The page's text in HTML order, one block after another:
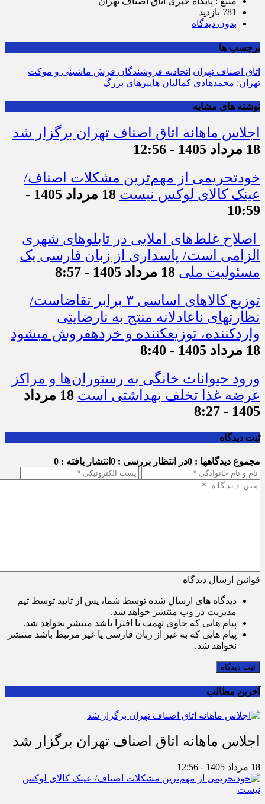
781 بازدید
بدون دیدگاه
برچسب ها
اتاق اصناف تهران اتحادیه فروشندگان فرش ماشینی و موکت
تهران: محمدهادی کمالیان هایپرهای بزرگ
نوشته های مشابه
اجلاس ماهانه اتاق اصناف تهران برگزار شد
18 مرداد 1405 - 12:56
خودتحریمی از مهم‌ترین مشکلات اصناف/
عینک کالای لوکس نیست
18 مرداد 1405 -
10:59
اصلاح غلط‌های املایی در تابلوهای شهری
الزامی است/ پاسداری از زبان فارسی یک
مسئولیت ملی 18 مرداد 1405 - 8:57
توزیع کالاهای اساسی ۳ برابر تقاضاست/
نظارت‎های ناعادلانه منتج به نارضایتی
واردکننده، توزیع‎کننده و خرده‎فروش می‎شود
18 مرداد 1405 - 8:40
ورود حیوانات خانگی به رستوران‌ها و مراکز
عرضه غذا تخلف بهداشتی است
18 مرداد
1405 - 8:27
ثبت دیدگاه
مجموع دیدگاهها : 0 در انتظار بررسی : 0 انتشار یافته : 0
قوانین ارسال دیدگاه
دیدگاه های ارسال شده توسط شما، پس از تایید توسط تیم
مدیریت در وب منتشر خواهد شد.
پیام هایی که حاوی تهمت یا افترا باشد منتشر نخواهد شد.
پیام هایی که به غیر از زبان فارسی یا غیر مرتبط باشد منتشر
نخواهد شد.
ثبت دیدگاه
آخرین مطالب
اجلاس ماهانه اتاق اصناف تهران برگزار شد
18 مرداد 1405 - 12:56